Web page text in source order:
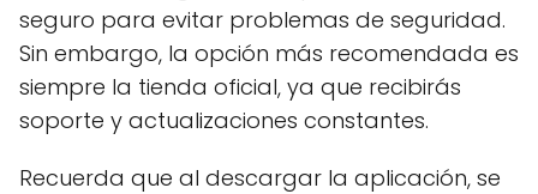
seguro para evitar problemas de seguridad.
Sin embargo, la opción más recomendada es
siempre la tienda oficial, ya que recibirás
soporte y actualizaciones constantes.
Recuerda que al descargar la aplicación, se